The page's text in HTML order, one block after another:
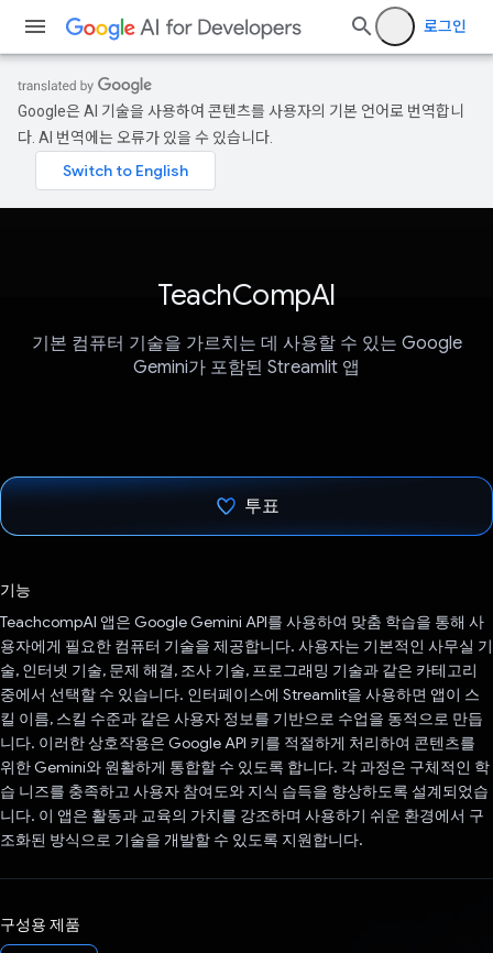
로그인
Google은 AI 기술을 사용하여 콘텐츠를 사용자의 기본 언어로 번역합니
다. AI 번역에는 오류가 있을 수 있습니다.
TeachCompAI
기본 컴퓨터 기술을 가르치는 데 사용할 수 있는 Google
Gemini가 포함된 Streamlit 앱
투표
기능
TeachcompAI 앱은 Google Gemini API를 사용하여 맞춤 학습을 통해 사
용자에게 필요한 컴퓨터 기술을 제공합니다. 사용자는 기본적인 사무실 기
술, 인터넷 기술, 문제 해결, 조사 기술, 프로그래밍 기술과 같은 카테고리
중에서 선택할 수 있습니다. 인터페이스에 Streamlit을 사용하면 앱이 스
킬 이름, 스킬 수준과 같은 사용자 정보를 기반으로 수업을 동적으로 만듭
니다. 이러한 상호작용은 Google API 키를 적절하게 처리하여 콘텐츠를
위한 Gemini와 원활하게 통합할 수 있도록 합니다. 각 과정은 구체적인 학
습 니즈를 충족하고 사용자 참여도와 지식 습득을 향상하도록 설계되었습
니다. 이 앱은 활동과 교육의 가치를 강조하며 사용하기 쉬운 환경에서 구
조화된 방식으로 기술을 개발할 수 있도록 지원합니다.
구성용 제품